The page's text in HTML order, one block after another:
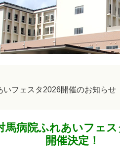
いフェスタ2026開催のお知らせ
馬病院ふれあいフェス
開催決定！